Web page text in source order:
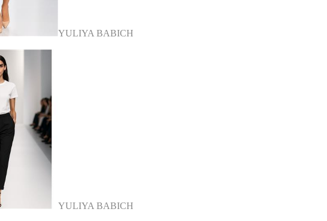
YULIYA BABICH
YULIYA BABICH